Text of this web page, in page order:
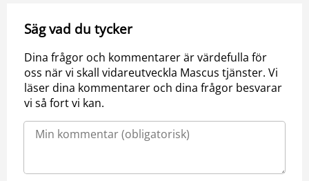
Säg vad du tycker
Dina frågor och kommentarer är värdefulla för
oss när vi skall vidareutveckla Mascus tjänster. Vi
läser dina kommentarer och dina frågor besvarar
vi så fort vi kan.